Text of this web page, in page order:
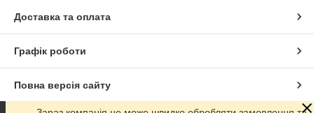
Доставка та оплата
Графік роботи
Повна версія сайту